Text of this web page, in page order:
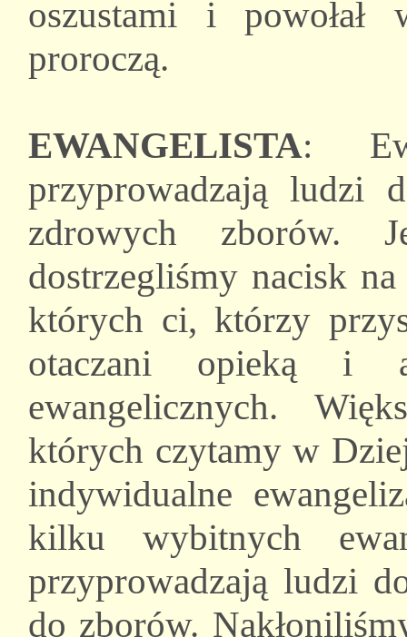
oszustami i powołał
proroczą.
EWANGELISTA:
przyprowadzają ludzi
zdrowych zborów.
dostrzegliśmy nacisk
których ci, którzy
otaczani opieką i
ewangelicznych.
których czytamy w
indywidualne
kilku wybitnych
przyprowadzają ludzi
do zborów.